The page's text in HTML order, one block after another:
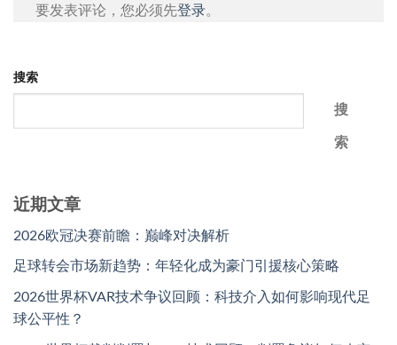
要发表评论，您必须先登录。
搜索
搜
索
近期文章
2026欧冠决赛前瞻：巅峰对决解析
足球转会市场新趋势：年轻化成为豪门引援核心策略
2026世界杯VAR技术争议回顾：科技介入如何影响现代足
球公平性？